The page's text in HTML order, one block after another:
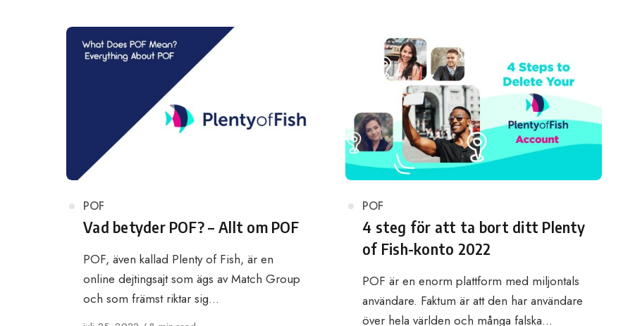
Category
POF
Vad betyder POF? – Allt om POF
POF, även kallad Plenty of Fish, är en
online dejtingsajt som ägs av Match Group
och som främst riktar sig…
Category
POF
4 steg för att ta bort ditt Plenty
of Fish-konto 2022
POF är en enorm plattform med miljontals
användare. Faktum är att den har användare
över hela världen och många falska…